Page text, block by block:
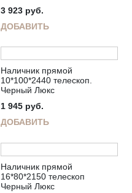
3 923 руб.
ДОБАВИТЬ
Наличник прямой
10*100*2440 телескоп.
Черный Люкс
1 945 руб.
ДОБАВИТЬ
Наличник прямой
16*80*2150 телескоп
Черный Люкс